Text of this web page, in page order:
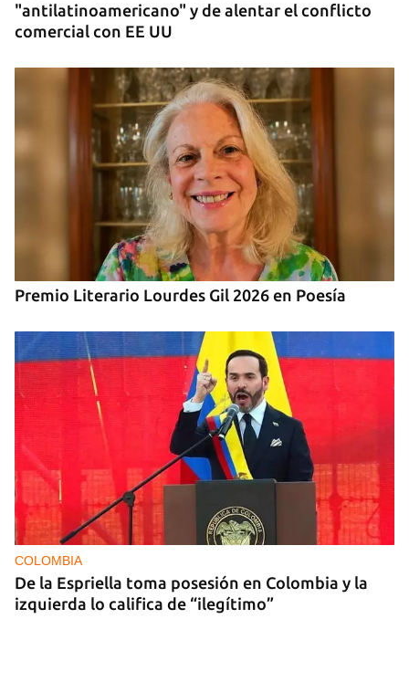
"antilatinoamericano" y de alentar el conflicto
comercial con EE UU
Premio Literario Lourdes Gil 2026 en Poesía
COLOMBIA
De la Espriella toma posesión en Colombia y la
izquierda lo califica de “ilegítimo”